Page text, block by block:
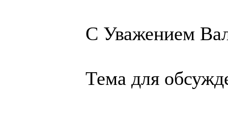
С Уважением
Тема для